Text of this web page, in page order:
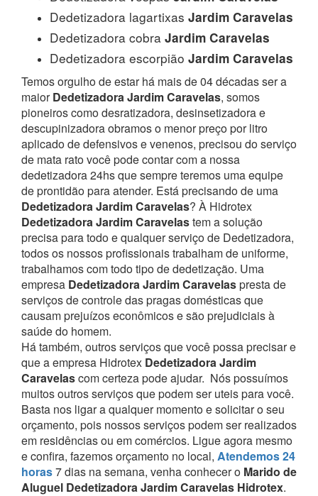
Dedetizadora lagartixas Jardim Caravelas
Dedetizadora cobra Jardim Caravelas
Dedetizadora escorpião Jardim Caravelas
Temos orgulho de estar há mais de 04 décadas ser a
maiorDedetizadora Jardim Caravelas, somos
pioneiros como desratizadora, desinsetizadora e
descupinizadora obramos o menor preço por litro
aplicado de defensivos e venenos, precisou do serviço
de mata rato você pode contar com a nossa
dedetizadora 24hs que sempre teremos uma equipe
de prontidão para atender. Está precisando de uma
Dedetizadora Jardim Caravelas? À Hidrotex
Dedetizadora Jardim Caravelastem a solução
precisa para todo e qualquer serviço de Dedetizadora,
todos os nossos profissionais trabalham de uniforme,
trabalhamos com todo tipo de dedetização. Uma
empresa Dedetizadora Jardim Caravelaspresta de
serviços de controle das pragas domésticas que
causam prejuízos econômicos e são prejudiciais à
saúde do homem.
Há também, outros serviços que você possa precisar e
que a empresa Hidrotex Dedetizadora Jardim
Caravelascom certeza pode ajudar. Nós possuímos
muitos outros serviços que podem ser uteis para você.
Basta nos ligar a qualquer momento e solicitar o seu
orçamento, pois nossos serviços podem ser realizados
em residências ou em comércios. Ligue agora mesmo
e confira, fazemos orçamento no local, Atendemos 24
horas7 dias na semana, venha conhecer o Marido de
Aluguel Dedetizadora Jardim Caravelas Hidrotex.